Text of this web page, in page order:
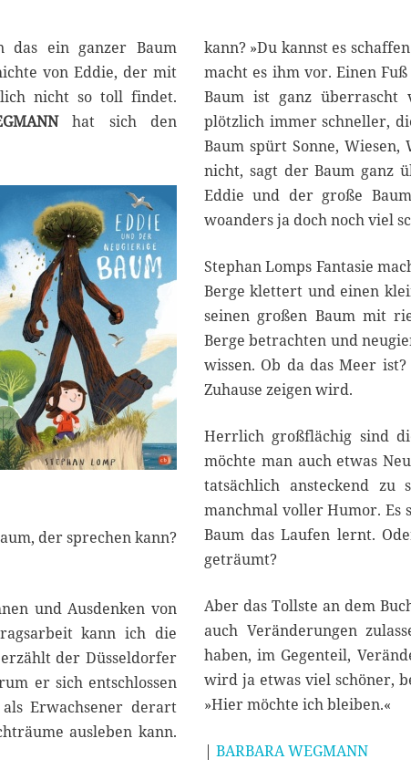
k
o
b
e
2
0
2
das ein ganzer Baum
von Eddie, der mit
nicht so toll findet.
hat sich den
der sprechen kann?
und Ausdenken von
kann ich die
der Düsseldorfer
er sich entschlossen
Erwachsener derart
ausleben kann.
kann? »Du kannst es
macht es ihm vor. Einen
Baum ist ganz überrascht
plötzlich immer schneller,
Baum spürt Sonne,
nicht, sagt der Baum ganz
Eddie und der große
woanders ja doch noch viel
Stephan Lomps Fantasie
Berge klettert und einen
seinen großen Baum mit
Berge betrachten und
wissen. Ob da das Meer
Zuhause zeigen wird.
Herrlich großflächig sind
möchte man auch etwas
tatsächlich ansteckend
manchmal voller Humor. Es
Baum das Laufen lernt.
geträumt?
Aber das Tollste an dem
auch Veränderungen
haben, im Gegenteil,
wird ja etwas viel schöner,
»Hier möchte ich bleiben.«
| BARBARA WEGMANN